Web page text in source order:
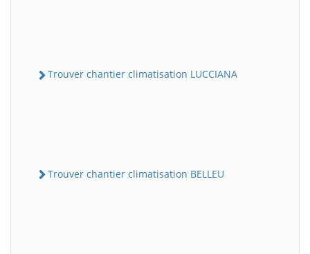
Trouver chantier climatisation LUCCIANA
Trouver chantier climatisation BELLEU